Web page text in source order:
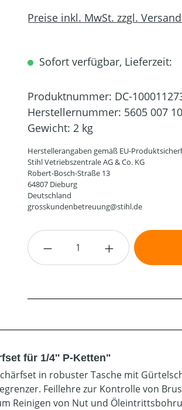
Preise inkl. MwSt. zzgl.
Sofort verfügbar, Lieferzeit:
Produktnummer: DC-
Herstellernummer: 5605 007
Gewicht: 2 kg
Herstellerangaben gemäß EU-
Stihl Vetriebszentrale AG & Co. KG
Robert-Bosch-Straße 13
64807 Dieburg
Deutschland
grosskundenbetreuung@stihl.de
Produkt Anzahl: Gib
für 1/4'' P-Ketten"
in robuster Tasche mit
Feillehre zur Kontrolle von
Reinigen von Nut und